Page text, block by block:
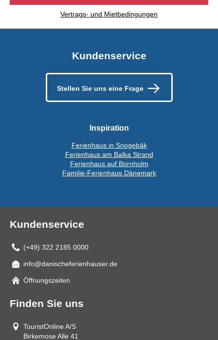
Vertrags- und Mietbedingungen
Kundenservice
Stellen Sie uns eine Frage
Inspiration
Ferienhaus in Snogebäk
Ferienhaus am Balka Strand
Ferienhaus auf Bornholm
Familie-Ferienhaus Dänemark
Kundenservice
(+49) 322 2185 0000
Mail
info@danischeferienhauser.de
Öffnungszeiten
Finden Sie uns
TouristOnline A/S
Birkemose Alle 41